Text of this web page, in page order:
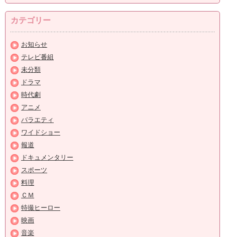
カテゴリー
お知らせ
テレビ番組
未分類
ドラマ
時代劇
アニメ
バラエティ
ワイドショー
報道
ドキュメンタリー
スポーツ
料理
ＣＭ
特撮ヒーロー
映画
音楽